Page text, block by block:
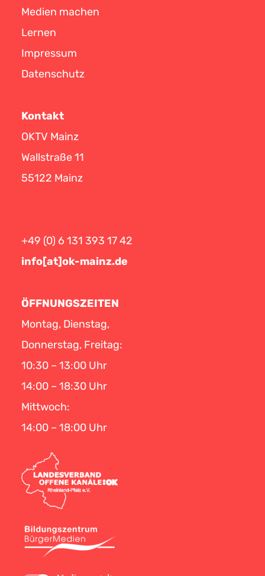
Medien machen
Lernen
Impressum
Datenschutz
Kontakt
OKTV Mainz
Wallstraße 11
55122 Mainz
+49 (0) 6 131 393 17 42
info[at]ok-mainz.de
ÖFFNUNGSZEITEN
Montag, Dienstag,
Donnerstag, Freitag:
10:30 – 13:00 Uhr
14:00 – 18:30 Uhr
Mittwoch:
14:00 – 18:00 Uhr